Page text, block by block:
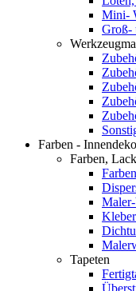
Mini-
Groß-
Farben -
Farben,
Tapeten